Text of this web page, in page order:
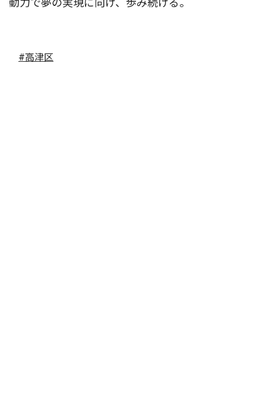
動力で夢の実現に向け、歩み続ける。
#高津区